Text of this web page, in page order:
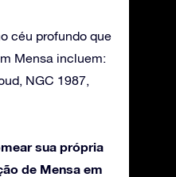
céu profundo que
Mensa incluem:
NGC 1987,
sua própria
de Mensa em